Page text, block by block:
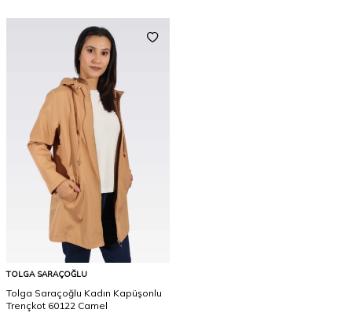
TOLGA SARAÇOĞLU
Tolga Saraçoğlu Kadın Kapüşonlu
Trençkot 60122 Camel